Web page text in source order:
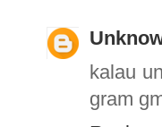
kalau
gram